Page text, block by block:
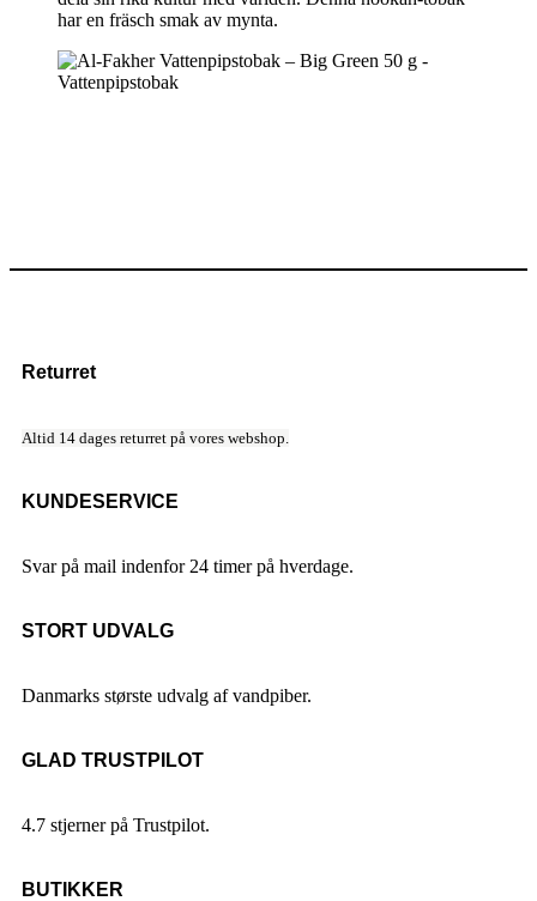
har en fräsch smak av mynta.
Returret
Altid 14 dages returret på vores webshop.
KUNDESERVICE
Svar på mail indenfor 24 timer på hverdage.
STORT UDVALG
Danmarks største udvalg af vandpiber.
GLAD TRUSTPILOT
4.7 stjerner på Trustpilot.
BUTIKKER